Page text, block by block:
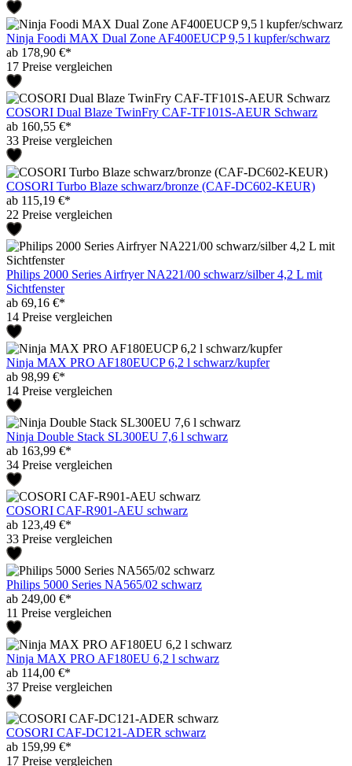
Ninja Foodi MAX Dual Zone AF400EUCP 9,5 l kupfer/schwarz
ab 178,90 €*
17 Preise vergleichen
COSORI Dual Blaze TwinFry CAF-TF101S-AEUR Schwarz
ab 160,55 €*
33 Preise vergleichen
COSORI Turbo Blaze schwarz/bronze (CAF-DC602-KEUR)
ab 115,19 €*
22 Preise vergleichen
Philips 2000 Series Airfryer NA221/00 schwarz/silber 4,2 L mit
Sichtfenster
ab 69,16 €*
14 Preise vergleichen
Ninja MAX PRO AF180EUCP 6,2 l schwarz/kupfer
ab 98,99 €*
14 Preise vergleichen
Ninja Double Stack SL300EU 7,6 l schwarz
ab 163,99 €*
34 Preise vergleichen
COSORI CAF-R901-AEU schwarz
ab 123,49 €*
33 Preise vergleichen
Philips 5000 Series NA565/02 schwarz
ab 249,00 €*
11 Preise vergleichen
Ninja MAX PRO AF180EU 6,2 l schwarz
ab 114,00 €*
37 Preise vergleichen
COSORI CAF-DC121-ADER schwarz
ab 159,99 €*
17 Preise vergleichen